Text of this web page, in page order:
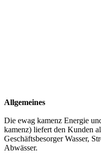
Allgemeines
Die ewag kamenz Energie
kamenz) liefert den Kunden
Geschäftsbesorger Wasser,
Abwässer.